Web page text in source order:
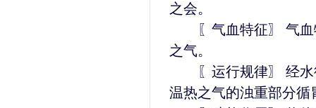
之会。
〖气血特征〗 气血
之气。
〖运行规律〗 经水
温热之气的浊重部分